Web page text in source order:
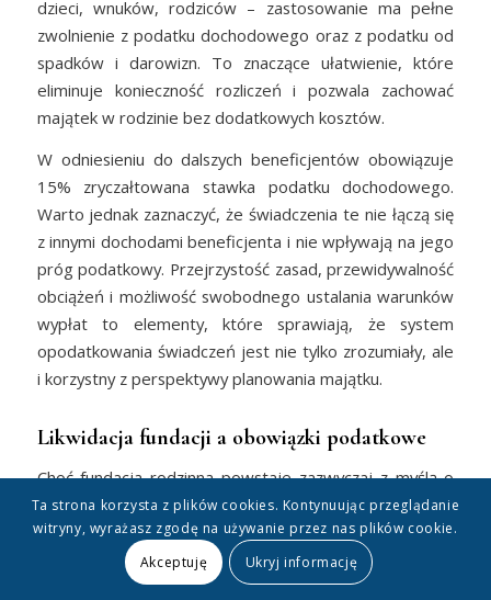
dzieci, wnuków, rodziców – zastosowanie ma pełne
zwolnienie z podatku dochodowego oraz z podatku od
spadków i darowizn. To znaczące ułatwienie, które
eliminuje konieczność rozliczeń i pozwala zachować
majątek w rodzinie bez dodatkowych kosztów.
W odniesieniu do dalszych beneficjentów obowiązuje
15% zryczałtowana stawka podatku dochodowego.
Warto jednak zaznaczyć, że świadczenia te nie łączą się
z innymi dochodami beneficjenta i nie wpływają na jego
próg podatkowy. Przejrzystość zasad, przewidywalność
obciążeń i możliwość swobodnego ustalania warunków
wypłat to elementy, które sprawiają, że system
opodatkowania świadczeń jest nie tylko zrozumiały, ale
i korzystny z perspektywy planowania majątku.
Likwidacja fundacji a obowiązki podatkowe
Choć fundacja rodzinna powstaje zazwyczaj z myślą o
długim horyzoncie działania, warto rozważyć również
scenariusz jej zakończenia. Likwidacja fundacji wiąże się
z koniecznością przekazania pozostałego majątku
osobom wskazanym w statucie – najczęściej tym
Ta strona korzysta z plików cookies. Kontynuując przeglądanie
witryny, wyrażasz zgodę na używanie przez nas plików cookie.
Akceptuję
Ukryj informację